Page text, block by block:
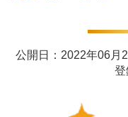
公開日：2022年06
登